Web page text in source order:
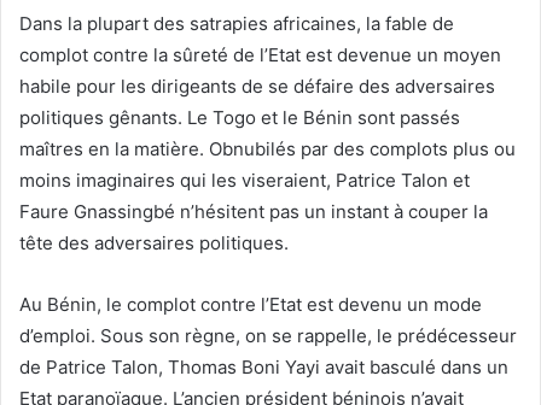
Dans la plupart des satrapies africaines, la fable de
complot contre la sûreté de l’Etat est devenue un moyen
habile pour les dirigeants de se défaire des adversaires
politiques gênants. Le Togo et le Bénin sont passés
maîtres en la matière. Obnubilés par des complots plus ou
moins imaginaires qui les viseraient, Patrice Talon et
Faure Gnassingbé n’hésitent pas un instant à couper la
tête des adversaires politiques.
Au Bénin, le complot contre l’Etat est devenu un mode
d’emploi. Sous son règne, on se rappelle, le prédécesseur
de Patrice Talon, Thomas Boni Yayi avait basculé dans un
Etat paranoïaque. L’ancien président béninois n’avait